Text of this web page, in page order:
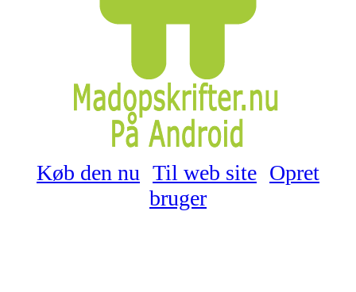
Køb den nu Til web site Opret
bruger